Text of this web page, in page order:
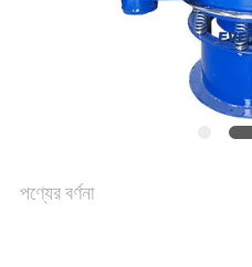
পণ্যের বর্ণনা